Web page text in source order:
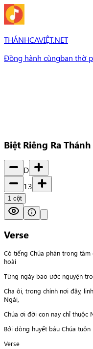
THÁNHCAVIỆT.NET
Đồng hành cùngban thờ
Biệt Riêng Ra Thánh
D
13
1 cột
Verse
Có tiếng Chúa phán trong
hoài
Từng ngày bao ước nguyện
Cha ôi, trong chính nơi đây,
Ngài,
Chúa ơi đời con nay chỉ thuộc
Bởi dòng huyết báu Chúa
Verse